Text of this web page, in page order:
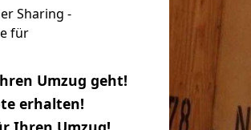
Sharing -
für
Umzug geht!
erhalten!